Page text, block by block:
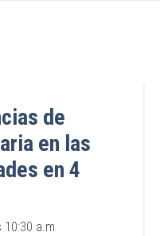
de
en las
en 4
a.m